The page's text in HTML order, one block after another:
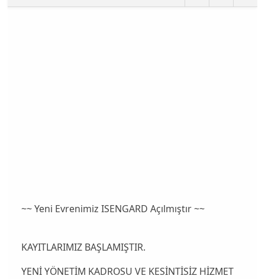
~~ Yeni Evrenimiz ISENGARD Açılmıştır ~~
KAYITLARIMIZ BAŞLAMIŞTIR.
YENİ YÖNETİM KADROSU VE KESİNTİSİZ HİZMET